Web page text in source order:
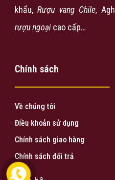
khẩu,Rượu vang Chile,
rượu ngoại cao cấp…
Chính sách
Về chúng tôi
Điều khoản sử dụng
Chính sách giao hàng
Chính sách đổi trả